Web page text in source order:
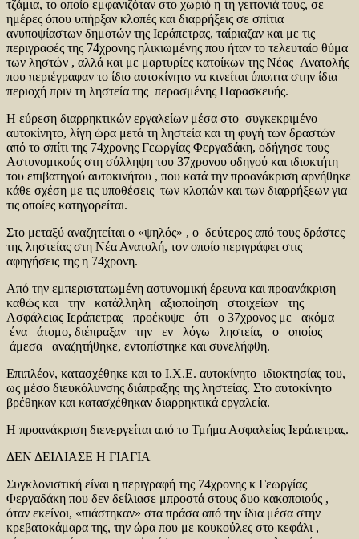
τζάμια, το οποίο εμφανιζόταν στο χωριό η τη γειτονιά τους, σε
ημέρες όπου υπήρξαν κλοπές και διαρρήξεις σε σπίτια
ανυποψίαστων δημοτών της Ιεράπετρας, ταίριαζαν και με τις
περιγραφές της 74χρονης ηλικιωμένης που ήταν το τελευταίο θύμα
των ληστών , αλλά και με μαρτυρίες κατοίκων της Νέας Ανατολής
που περιέγραφαν το ίδιο αυτοκίνητο να κινείται ύποπτα στην ίδια
περιοχή πριν τη ληστεία της περασμένης Παρασκευής.
Η εύρεση διαρρηκτικών εργαλείων μέσα στο συγκεκριμένο
αυτοκίνητο, λίγη ώρα μετά τη ληστεία και τη φυγή των δραστών
από το σπίτι της 74χρονης Γεωργίας Φεργαδάκη, οδήγησε τους
Αστυνομικούς στη σύλληψη του 37χρονου οδηγού και ιδιοκτήτη
του επιβατηγού αυτοκινήτου , που κατά την προανάκριση αρνήθηκε
κάθε σχέση με τις υποθέσεις των κλοπών και των διαρρήξεων για
τις οποίες κατηγορείται.
Στο μεταξύ αναζητείται ο «ψηλός» , ο δεύτερος από τους δράστες
της ληστείας στη Νέα Ανατολή, τον οποίο περιγράφει στις
αφηγήσεις της η 74χρονη.
Από την εμπεριστατωμένη αστυνομική έρευνα και προανάκριση
καθώς και την κατάλληλη αξιοποίηση στοιχείων της
Ασφάλειας Ιεράπετρας προέκυψε ότι ο 37χρονος με ακόμα
ένα άτομο, διέπραξαν την εν λόγω ληστεία, ο οποίος
άμεσα αναζητήθηκε, εντοπίστηκε και συνελήφθη.
Επιπλέον, κατασχέθηκε και το Ι.Χ.Ε. αυτοκίνητο ιδιοκτησίας του,
ως μέσο διευκόλυνσης διάπραξης της ληστείας. Στο αυτοκίνητο
βρέθηκαν και κατασχέθηκαν διαρρηκτικά εργαλεία.
Η προανάκριση διενεργείται από το Τμήμα Ασφαλείας Ιεράπετρας.
ΔΕΝ ΔΕΙΛΙΑΣΕ Η ΓΙΑΓΙΑ
Συγκλονιστική είναι η περιγραφή της 74χρονης κ Γεωργίας
Φεργαδάκη που δεν δείλιασε μπροστά στους δυο κακοποιούς ,
όταν εκείνοι, «πιάστηκαν» στα πράσα από την ίδια μέσα στην
κρεβατοκάμαρα της, την ώρα που με κουκούλες στο κεφάλι ,